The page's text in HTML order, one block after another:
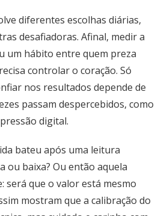
diferentes escolhas diárias,
desafiadoras. Afinal, medir a
um hábito entre quem preza
controlar o coração. Só
nos resultados depende de
passam despercebidos, como
digital.
bateu após uma leitura
ou baixa? Ou então aquela
será que o valor está mesmo
mostram que a calibração do